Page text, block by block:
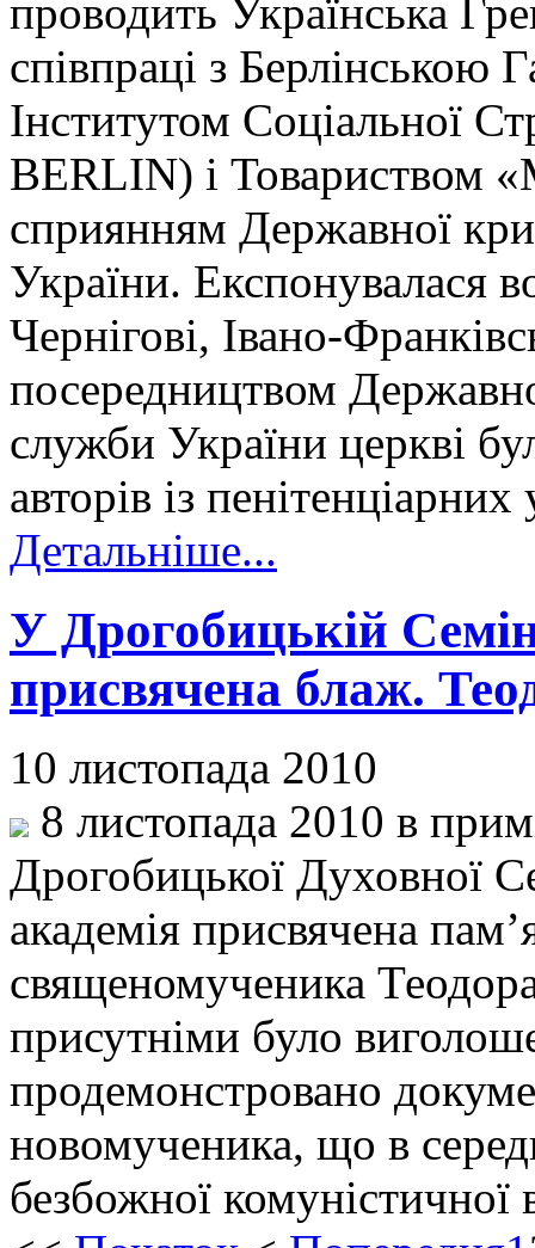
проводить Українська
співпраці з
Інститутом Соціальної
BERLIN) і Товариством
сприянням Державної
України. Експонувалася
Чернігові, Івано-
посередництвом
служби України церкві
авторів із
Детальніше...
У Дрогобицькій
присвячена блаж.
10 листопада 2010
8 листопада 2010 в
Дрогобицької Духовної
академія присвячена
священомученика
присутніми було
продемонстровано
новомученика, що в
безбожної комуністичної